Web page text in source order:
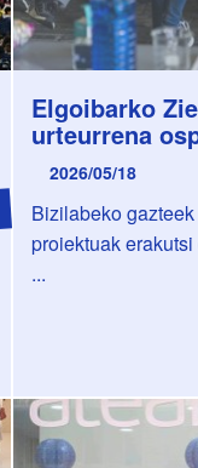
Elgoibarko
urteurrena
2026/05/18
Bizilabeko
proiektuak
...